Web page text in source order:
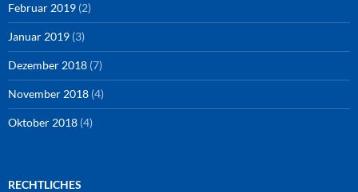
Februar 2019 (2)
Januar 2019 (3)
Dezember 2018 (7)
November 2018 (4)
Oktober 2018 (4)
RECHTLICHES